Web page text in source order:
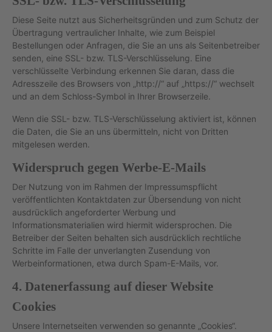
Diese Seite nutzt aus Sicherheitsgründen und zum Schutz der
Übertragung vertraulicher Inhalte, wie zum Beispiel
Bestellungen oder Anfragen, die Sie an uns als Seitenbetreiber
senden, eine SSL- bzw. TLS-Verschlüsselung. Eine
verschlüsselte Verbindung erkennen Sie daran, dass die
Adresszeile des Browsers von „http://“ auf „https://“ wechselt
und an dem Schloss-Symbol in Ihrer Browserzeile.
Wenn die SSL- bzw. TLS-Verschlüsselung aktiviert ist, können
die Daten, die Sie an uns übermitteln, nicht von Dritten
mitgelesen werden.
Widerspruch gegen Werbe-E-Mails
Der Nutzung von im Rahmen der Impressumspflicht
veröffentlichten Kontaktdaten zur Übersendung von nicht
ausdrücklich angeforderter Werbung und
Informationsmaterialien wird hiermit widersprochen. Die
Betreiber der Seiten behalten sich ausdrücklich rechtliche
Schritte im Falle der unverlangten Zusendung von
Werbeinformationen, etwa durch Spam-E-Mails, vor.
4. Datenerfassung auf dieser Website
Cookies
Unsere Internetseiten verwenden so genannte „Cookies“.